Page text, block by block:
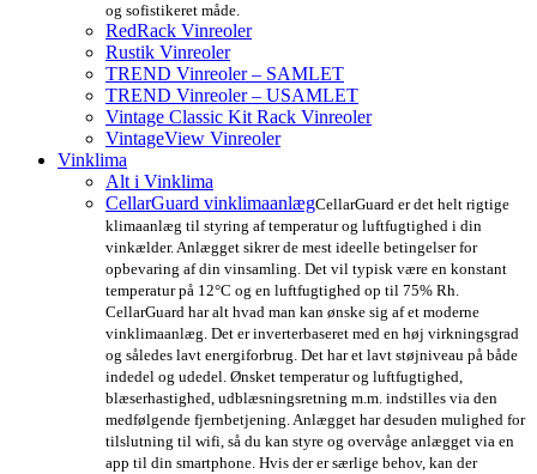
og sofistikeret måde.
RedRack Vinreoler
Rustik Vinreoler
TREND Vinreoler – SAMLET
TREND Vinreoler – USAMLET
Vintage Classic Kit Rack Vinreoler
VintageView Vinreoler
Vinklima
Alt i Vinklima
CellarGuard vinklimaanlægCellarGuard er det helt rigtige
klimaanlæg til styring af temperatur og luftfugtighed i din
vinkælder. Anlægget sikrer de mest ideelle betingelser for
opbevaring af din vinsamling. Det vil typisk være en konstant
temperatur på 12°C og en luftfugtighed op til 75% Rh.
CellarGuard har alt hvad man kan ønske sig af et moderne
vinklimaanlæg. Det er inverterbaseret med en høj virkningsgrad
og således lavt energiforbrug. Det har et lavt støjniveau på både
indedel og udedel. Ønsket temperatur og luftfugtighed,
blæserhastighed, udblæsningsretning m.m. indstilles via den
medfølgende fjernbetjening. Anlægget har desuden mulighed for
tilslutning til wifi, så du kan styre og overvåge anlægget via en
app til din smartphone. Hvis der er særlige behov, kan der